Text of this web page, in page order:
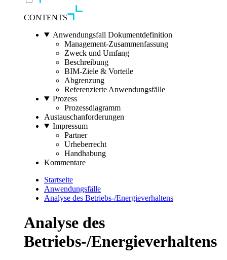
CONTENTS
Anwendungsfall Dokumentdefinition
Management-Zusammenfassung
Zweck und Umfang
Beschreibung
BIM-Ziele & Vorteile
Abgrenzung
Referenzierte Anwendungsfälle
Prozess
Prozessdiagramm
Austauschanforderungen
Impressum
Partner
Urheberrecht
Handhabung
Kommentare
Startseite
Anwendungsfälle
Analyse des Betriebs-/Energieverhaltens
Analyse des
Betriebs-/Energieverhaltens